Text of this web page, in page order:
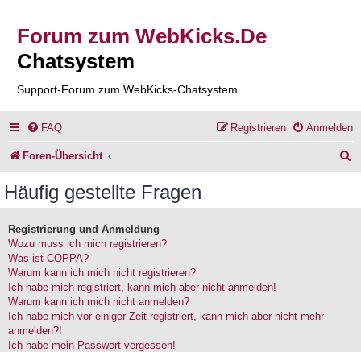
Forum zum WebKicks.De
Chatsystem
Support-Forum zum WebKicks-Chatsystem
FAQ Anmelden
Registrieren
Foren-Übersicht
Häufig gestellte Fragen
Registrierung und Anmeldung
Wozu muss ich mich registrieren?
Was ist COPPA?
Warum kann ich mich nicht registrieren?
Ich habe mich registriert, kann mich aber nicht anmelden!
Warum kann ich mich nicht anmelden?
Ich habe mich vor einiger Zeit registriert, kann mich aber nicht mehr
anmelden?!
Ich habe mein Passwort vergessen!